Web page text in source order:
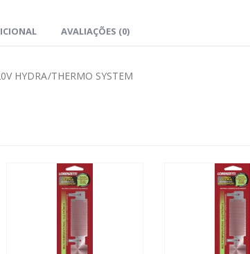
AVALIAÇÕES (0)
HYDRA/THERMO SYSTEM